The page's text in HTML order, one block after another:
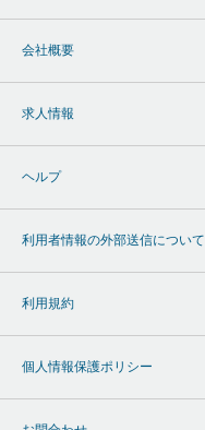
会社概要
求人情報
ヘルプ
利用者情報の外部送信について
利用規約
個人情報保護ポリシー